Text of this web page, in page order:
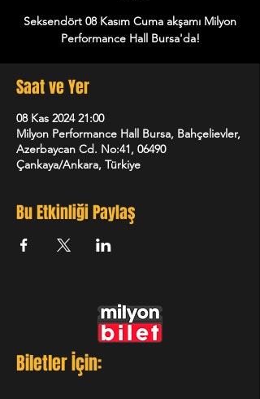
Seksendört 08 Kasım Cuma akşamı Milyon
Performance Hall Bursa'da!
Saat ve Yer
08 Kas 2024 21:00
Milyon Performance Hall Bursa, Bahçelievler,
Azerbaycan Cd. No:41, 06490
Çankaya/Ankara, Türkiye
Bu Etkinliği Paylaş
Biletler İçin: